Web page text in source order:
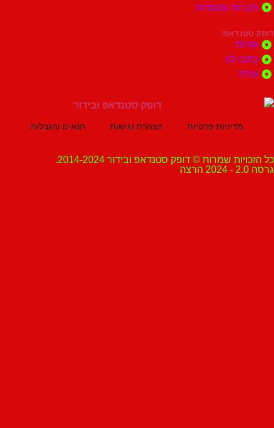
ומוסדות
לנו
מדיניות פרטיות הצהרת נגישות תנאים והגבלות
שמרות © דופק סטנדאפ ובידור 2014-2024.